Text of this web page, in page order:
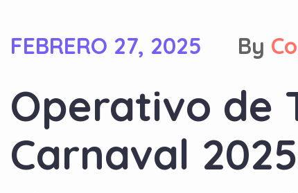
FEBRERO 27, 2025 By
Operativo de
Carnaval 2025